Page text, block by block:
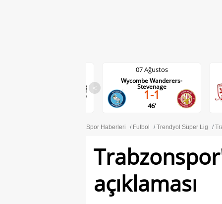
<
07 Ağustos
Middlesbrough-Wrexham
0-0
DA
Spor Haberleri Futbol Trendyol Süper Lig
açıklaması